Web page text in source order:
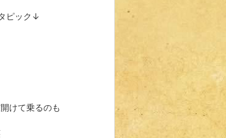
ピック↓
けて乗るのも